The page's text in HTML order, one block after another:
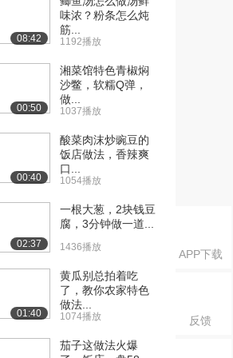
APP下载
反馈
08:42
味浓？粉条怎么炖
筋...
1192播放
00:50
湘菜馆特色青椒焖
沙鳖，软糯Q弹，
做...
1037播放
00:40
酸菜肉沫炒豌豆的
饭店做法，香辣爽
口...
1054播放
02:37
一根大葱，2块钱豆
腐，3分钟做一道...
1436播放
01:40
黄瓜别总拍着吃
了，教你农家特色
做法...
1074播放
茄子这做法火爆